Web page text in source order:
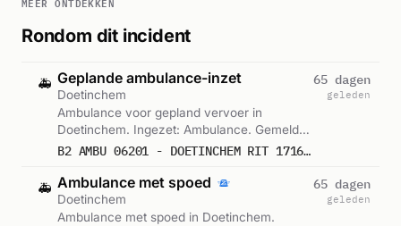
Rondom dit incident
🚑 Geplande ambulance-inzet
Doetinchem
Ambulance voor gepland vervoer in
Doetinchem. Ingezet: Ambulance. Gemeld
om 10:44.
B2 AMBU 06201 - DOETINCHEM RIT 171696
65 dagen
geleden
🚑 Ambulance met spoed
Doetinchem
Ambulance met spoed in Doetinchem.
65 dagen
geleden